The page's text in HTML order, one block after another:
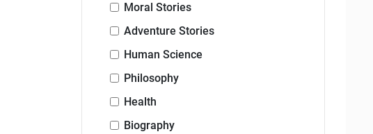
Moral Stories
Adventure Stories
Human Science
Philosophy
Health
Biography